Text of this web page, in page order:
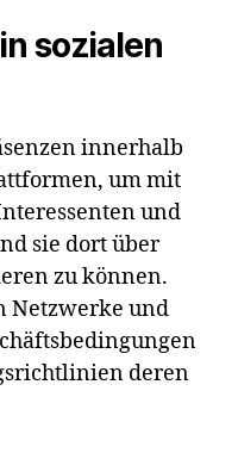
sozialen
innerhalb
um mit
und
sie dort über
zu können.
Netzwerke und
deren